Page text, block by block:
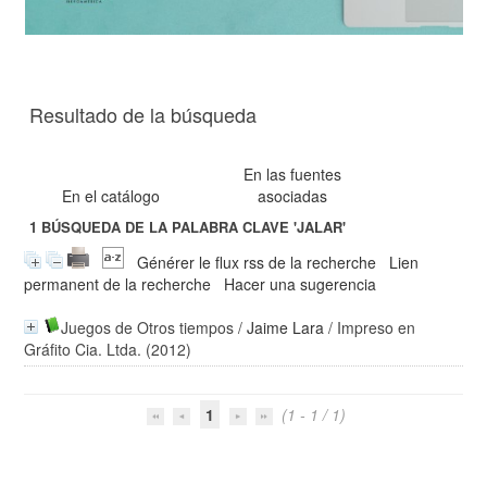
Resultado de la búsqueda
En el catálogo
En las fuentes
asociadas
1 BÚSQUEDA DE LA PALABRA CLAVE'JALAR'
Générer le flux rss de la recherche
Lien
permanent de la recherche
Hacer una sugerencia
Juegos de Otros tiempos /Jaime Lara / Impreso en
Gráfito Cia. Ltda. (2012)
1 (1 - 1 / 1)